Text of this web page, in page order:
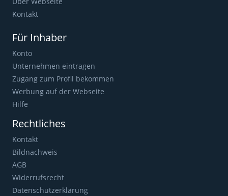
Kontakt
Für Inhaber
Konto
Unternehmen eintragen
Zugang zum Profil bekommen
Werbung auf der Webseite
Hilfe
Rechtliches
Kontakt
Bildnachweis
AGB
Widerrufsrecht
Datenschutzerklärung